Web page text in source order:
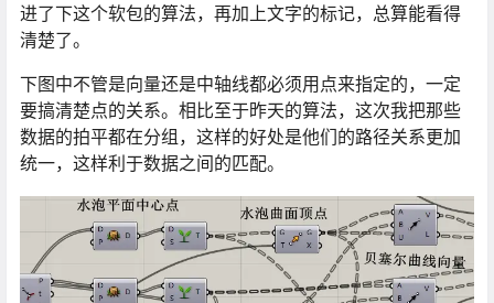
进了下这个软包的算法，再加上文字的标记，总算能看得
清楚了。
下图中不管是向量还是中轴线都必须用点来指定的，一定
要搞清楚点的关系。相比至于昨天的算法，这次我把那些
数据的拍平都在分组，这样的好处是他们的路径关系更加
统一，这样利于数据之间的匹配。